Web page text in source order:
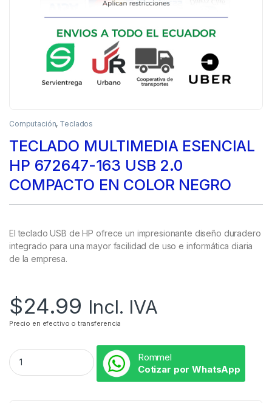
Computación, Teclados
TECLADO MULTIMEDIA ESENCIAL
HP 672647-163 USB 2.0
COMPACTO EN COLOR NEGRO
El teclado USB de HP ofrece un impresionante diseño duradero
integrado para una mayor facilidad de uso e informática diaria
de la empresa.
$24.99 Incl. IVA
Precio en efectivo o transferencia
Rommel
Cotizar por WhatsApp